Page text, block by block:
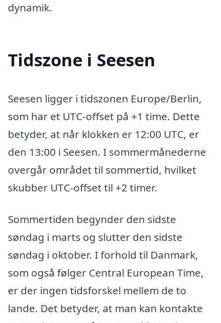
dynamik.
Tidszone i Seesen
Seesen ligger i tidszonen Europe/Berlin,
som har et UTC-offset på +1 time. Dette
betyder, at når klokken er 12:00 UTC, er
den 13:00 i Seesen. I sommermånederne
overgår området til sommertid, hvilket
skubber UTC-offset til +2 timer.
Sommertiden begynder den sidste
søndag i marts og slutter den sidste
søndag i oktober. I forhold til Danmark,
som også følger Central European Time,
er der ingen tidsforskel mellem de to
lande. Det betyder, at man kan kontakte